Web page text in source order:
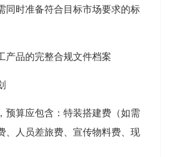
同时准备符合目标市场要求的标
产品的完整合规文件档案
预算应包含：特装搭建费（如需
、人员差旅费、宣传物料费、现